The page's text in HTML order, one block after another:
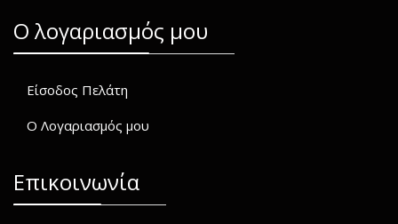
O λογαριασμός μου
Είσοδος Πελάτη
Ο Λογαριασμός μου
Επικοινωνία